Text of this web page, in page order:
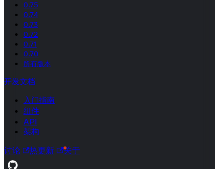
0.75
0.74
0.73
0.72
0.71
0.70
所有版本
开发文档
入门指南
组件
API
架构
讨论 热更新 关于